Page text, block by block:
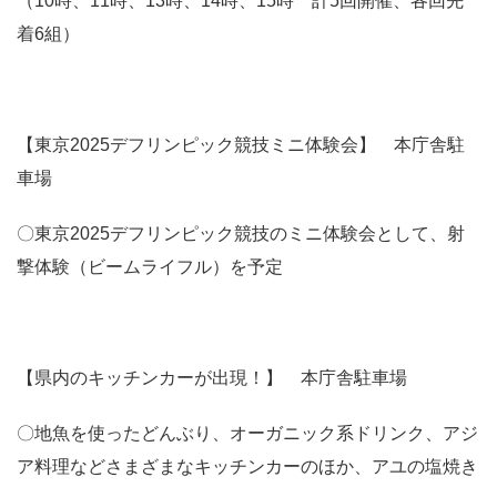
着6組）
【東京2025デフリンピック競技ミニ体験会】 本庁舎駐
車場
〇東京2025デフリンピック競技のミニ体験会として、射
撃体験（ビームライフル）を予定
【県内のキッチンカーが出現！】 本庁舎駐車場
〇地魚を使ったどんぶり、オーガニック系ドリンク、アジ
ア料理などさまざまなキッチンカーのほか、アユの塩焼き